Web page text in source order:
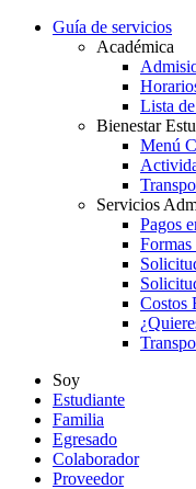
Guía de servicios
Académica
Lista
Bienestar
Menú
Servicios
Pagos
Formas
Costos
Soy
Estudiante
Familia
Egresado
Colaborador
Proveedor